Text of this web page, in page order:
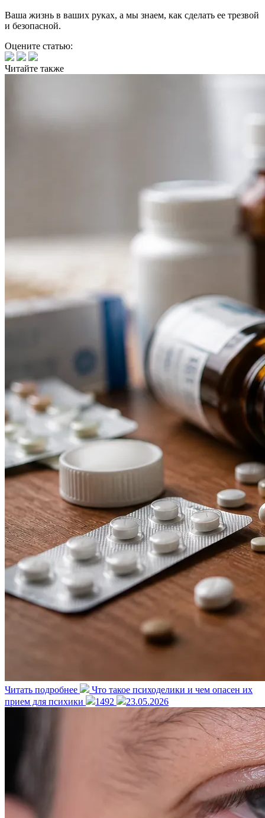
Ваша жизнь в ваших руках, а мы знаем, как сделать ее трезвой
и безопасной.
Оцените статью:
Читайте также
Читать подробнее
Что такое психоделики и чем опасен их
прием для психики
1492 23.05.2026